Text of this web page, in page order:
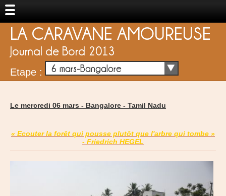
LA CARAVANE AMOUREUSE
Journal de Bord 2013
Etape : 6 mars-Bangalore
Le mercredi 06 mars - Bangalore - Tamil Nadu
« Ecouter la forêt qui pousse plutôt que l'arbre qui tombe »
- Friedrich HEGEL